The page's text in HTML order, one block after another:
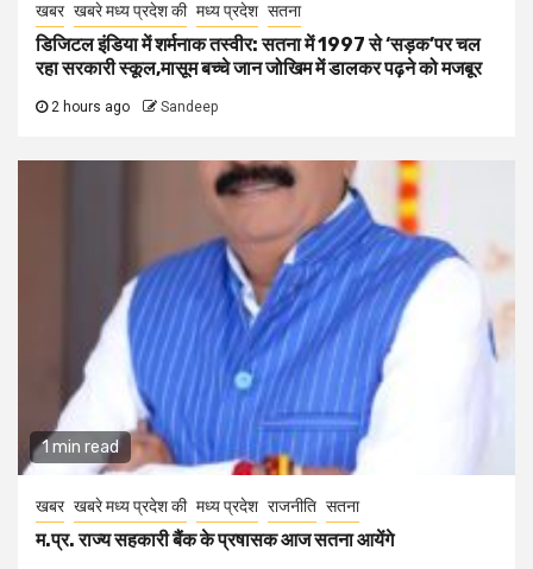
खबर खबरे मध्य प्रदेश की मध्य प्रदेश सतना
डिजिटल इंडिया में शर्मनाक तस्वीर: सतना में 1997 से ‘सड़क’पर चल
रहा सरकारी स्कूल,मासूम बच्चे जान जोखिम में डालकर पढ़ने को मजबूर
2 hours ago Sandeep
1 min read
खबर खबरे मध्य प्रदेश की मध्य प्रदेश राजनीति सतना
म.प्र. राज्य सहकारी बैंक के प्रषासक आज सतना आयेंगे